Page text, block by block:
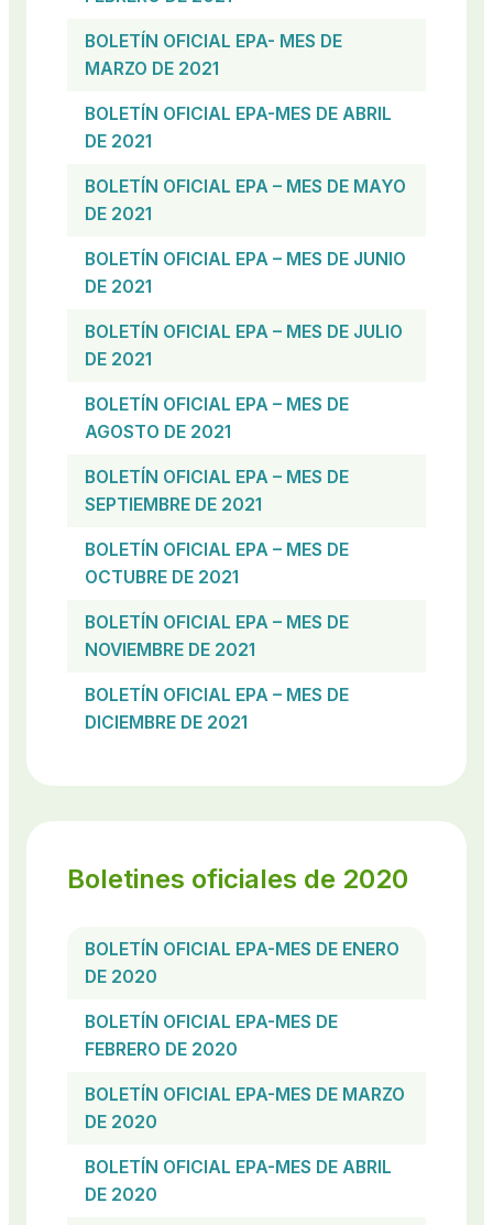
BOLETÍN OFICIAL EPA- MES DE
MARZO DE 2021
BOLETÍN OFICIAL EPA-MES DE ABRIL
DE 2021
BOLETÍN OFICIAL EPA – MES DE MAYO
DE 2021
BOLETÍN OFICIAL EPA – MES DE JUNIO
DE 2021
BOLETÍN OFICIAL EPA – MES DE JULIO
DE 2021
BOLETÍN OFICIAL EPA – MES DE
AGOSTO DE 2021
BOLETÍN OFICIAL EPA – MES DE
SEPTIEMBRE DE 2021
BOLETÍN OFICIAL EPA – MES DE
OCTUBRE DE 2021
BOLETÍN OFICIAL EPA – MES DE
NOVIEMBRE DE 2021
BOLETÍN OFICIAL EPA – MES DE
DICIEMBRE DE 2021
Boletines oficiales de 2020
BOLETÍN OFICIAL EPA-MES DE ENERO
DE 2020
BOLETÍN OFICIAL EPA-MES DE
FEBRERO DE 2020
BOLETÍN OFICIAL EPA-MES DE MARZO
DE 2020
BOLETÍN OFICIAL EPA-MES DE ABRIL
DE 2020